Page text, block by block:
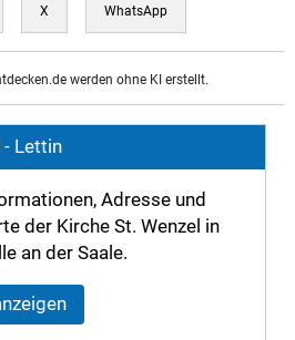
X WhatsApp
werden ohne KI erstellt.
- Lettin
Adresse und
der Kirche St. Wenzel in
an der Saale.